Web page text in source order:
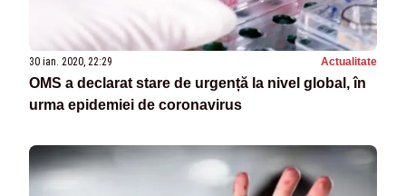
30 ian. 2020, 22:29 Actualitate
OMS a declarat stare de urgență la nivel global, în
urma epidemiei de coronavirus